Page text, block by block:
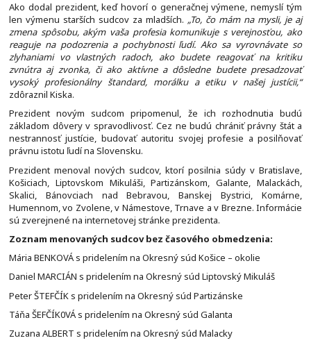
Ako dodal prezident, keď hovorí o generačnej výmene, nemyslí tým
len výmenu starších sudcov za mladších. „To, čo mám na mysli, je aj
zmena spôsobu, akým vaša profesia komunikuje s verejnosťou, ako
reaguje na podozrenia a pochybnosti ľudí. Ako sa vyrovnávate so
zlyhaniami vo vlastných radoch, ako budete reagovať na kritiku
zvnútra aj zvonka, či ako aktívne a dôsledne budete presadzovať
vysoký profesionálny štandard, morálku a etiku v našej justícii,“
zdôraznil Kiska.
Prezident novým sudcom pripomenul, že ich rozhodnutia budú
základom dôvery v spravodlivosť. Cez ne budú chrániť právny štát a
nestrannosť justície, budovať autoritu svojej profesie a posilňovať
právnu istotu ľudí na Slovensku.
Prezident menoval nových sudcov, ktorí posilnia súdy v Bratislave,
Košiciach, Liptovskom Mikuláši, Partizánskom, Galante, Malackách,
Skalici, Bánovciach nad Bebravou, Banskej Bystrici, Komárne,
Humennom, vo Zvolene, v Námestove, Trnave a v Brezne. Informácie
sú zverejnené na internetovej stránke prezidenta.
Zoznam menovaných sudcov bez časového obmedzenia:
Mária BENKOVÁ s pridelením na Okresný súd Košice – okolie
Daniel MARCIÁN s pridelením na Okresný súd Liptovský Mikuláš
Peter ŠTEFČÍK s pridelením na Okresný súd Partizánske
Táňa ŠEFČÍK0VÁ s pridelením na Okresný súd Galanta
Zuzana ALBERT s pridelením na Okresný súd Malacky